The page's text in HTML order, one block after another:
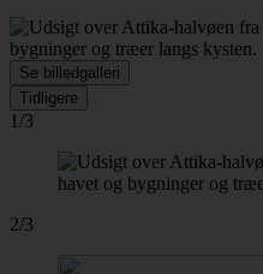
Se billedgalleri
Tidligere
1/3
2/3